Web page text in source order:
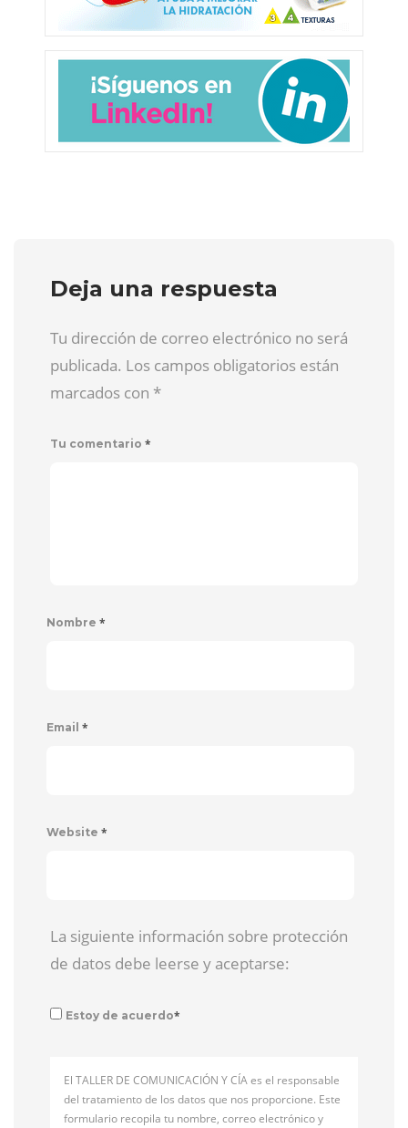
Deja una respuesta
Tu dirección de correo electrónico no será
publicada. Los campos obligatorios están
marcados con *
Tu comentario *
Nombre *
Email *
Website *
La siguiente información sobre protección
de datos debe leerse y aceptarse:
Estoy de acuerdo*
El TALLER DE COMUNICACIÓN Y CÍA es el responsable
del tratamiento de los datos que nos proporcione. Este
formulario recopila tu nombre, correo electrónico y